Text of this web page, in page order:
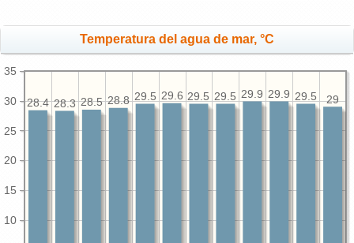
Temperatura del agua de mar, °C
10
15
20
25
30
35
29
29.5
29.9
29.9
29.5
29.5
29.6
29.5
28.8
28.5
28.3
28.4